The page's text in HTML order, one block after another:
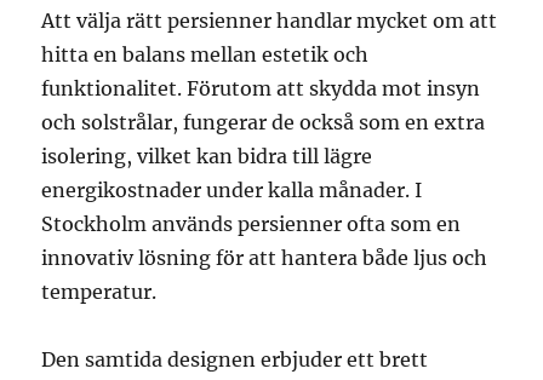
Att välja rätt persienner handlar mycket om att
hitta en balans mellan estetik och
funktionalitet. Förutom att skydda mot insyn
och solstrålar, fungerar de också som en extra
isolering, vilket kan bidra till lägre
energikostnader under kalla månader. I
Stockholm används persienner ofta som en
innovativ lösning för att hantera både ljus och
temperatur.
Den samtida designen erbjuder ett brett